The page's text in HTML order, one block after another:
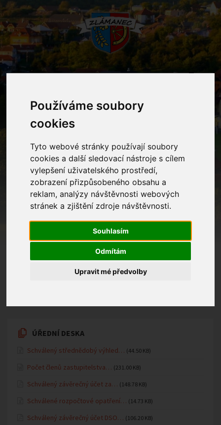
Používáme soubory
cookies
Tyto webové stránky používají soubory
cookies a další sledovací nástroje s cílem
vylepšení uživatelského prostředí,
zobrazení přizpůsobeného obsahu a
reklam, analýzy návštěvnosti webových
stránek a zjištění zdroje návštěvnosti.
Souhlasím
Odmítám
Upravit mé předvolby
Oznámení
Home Oznámení Maňáskové divadlo v MŠ
Maňáskové divadlo v MŠ
tělocvičně MŠ pohádky maňáskového divadla
manželů Janečkových: Hrnečku, vař!, O zlaté rybce,
20.11.2025 v kategorii Mateřská školka
ÚŘEDNÍ DESKA
Schválený střednědobý výhled… (44.50 KB)
Počet členů zastupitelstva… (231.00 KB)
Schválený závěrečný účet za… (148.78 KB)
Schválené rozpočtové opatření… (14.73 KB)
Schválený závěrečný účet DSO… (106.20 KB)